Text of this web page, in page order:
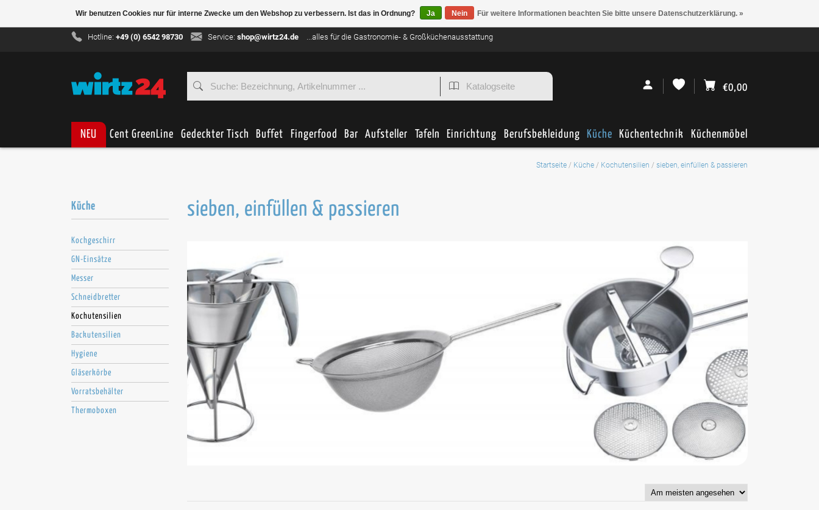
Hotline:+49 (0) 6542 98730 Service: shop@wirtz24.de ...alles für die Gastronomie- & Großküchenausstattung
€0,00
NEU Cent GreenLine Gedeckter Tisch Buffet Fingerfood Bar Aufsteller Tafeln Einrichtung Berufsbekleidung Küche Küchentechnik Küchenmöbel
Startseite / Küche / Kochutensilien / sieben, einfüllen & passieren
Küche
Kochgeschirr
GN-Einsätze
Messer
Schneidbretter
Kochutensilien
Backutensilien
Hygiene
Gläserkörbe
Vorratsbehälter
Thermoboxen
sieben, einfüllen & passieren
Wir benutzen Cookies nur für interne Zwecke um den Webshop zu verbessern. Ist das in Ordnung? Ja Nein Für weitere Informationen beachten Sie bitte unsere Datenschutzerklärung. »